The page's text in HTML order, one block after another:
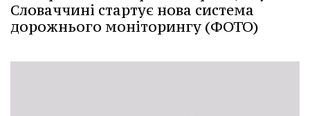
Словаччині стартує нова система
дорожнього моніторингу (ФОТО)